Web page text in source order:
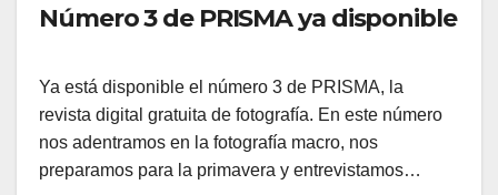
Número 3 de PRISMA ya disponible
Ya está disponible el número 3 de PRISMA, la
revista digital gratuita de fotografía. En este número
nos adentramos en la fotografía macro, nos
preparamos para la primavera y entrevistamos…